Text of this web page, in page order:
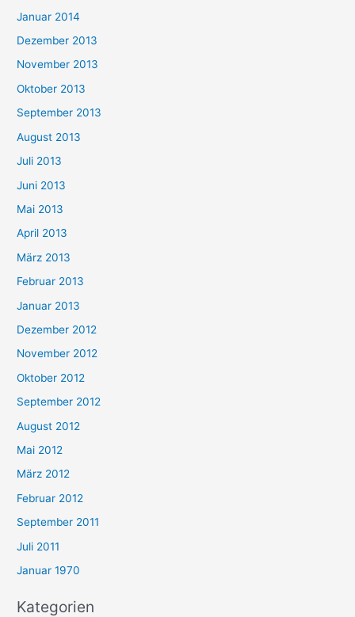
Januar 2014
Dezember 2013
November 2013
Oktober 2013
September 2013
August 2013
Juli 2013
Juni 2013
Mai 2013
April 2013
März 2013
Februar 2013
Januar 2013
Dezember 2012
November 2012
Oktober 2012
September 2012
August 2012
Mai 2012
März 2012
Februar 2012
September 2011
Juli 2011
Januar 1970
Kategorien